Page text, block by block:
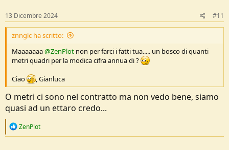
:
13 Dicembre 2024 #11
znnglc ha scritto:
Maaaaaaa@ZenPlot non per farci i fatti tua..... un bosco di quanti
metri quadri per la modica cifra annua di ?
Ciao
, Gianluca
O metri ci sono nel contratto ma non vedo bene, siamo
quasi ad un ettaro credo...
R
ZenPlot